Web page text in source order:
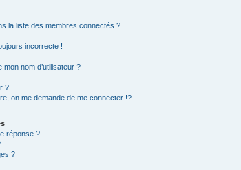
la liste des membres connectés ?
incorrecte !
nom d’utilisateur ?
?
on me demande de me connecter !?
réponse ?
?